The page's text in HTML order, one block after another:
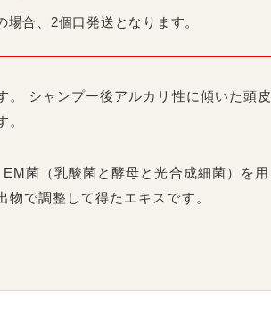
合、2個口発送となります。
シャンプー後アルカリ性に傾いた頭皮
菌（乳酸菌と酵母と光合成細菌）を用
で調整して得たエキスです。